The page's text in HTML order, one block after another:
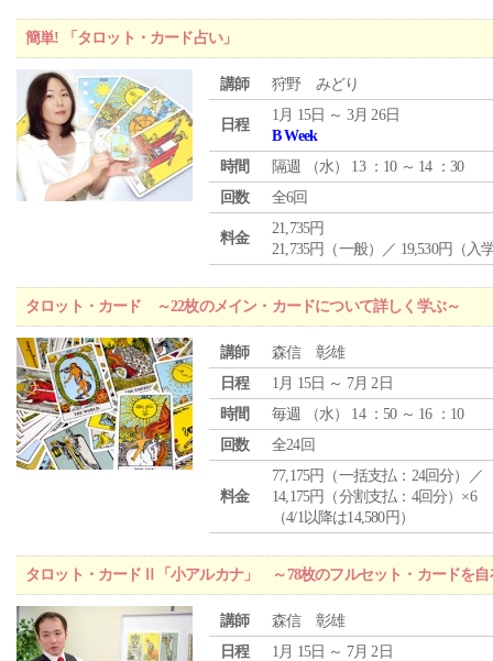
簡単! 「タロット・カード占い」
講師 狩野 みどり
日程
1月 15日 ～ 3月 26日
B Week
時間
隔週 （水） 13 ：10 ～ 14 ：30
回数
全6回
料金
21,735円
21,735円（一般）／ 19,530円（入
タロット・カード ～22枚のメイン・カードについて詳しく学ぶ～
講師
森信 彰雄
日程
1月 15日 ～ 7月 2日
時間
毎週 （水） 14 ：50 ～ 16 ：10
回数
全24回
料金
77,175円（一括支払：24回分）／
14,175円（分割支払：4回分）×6
（4/1以降は14,580円）
タロット・カードⅡ「小アルカナ」 ～78枚のフルセット・カードを自
講師
森信 彰雄
日程
1月 15日 ～ 7月 2日